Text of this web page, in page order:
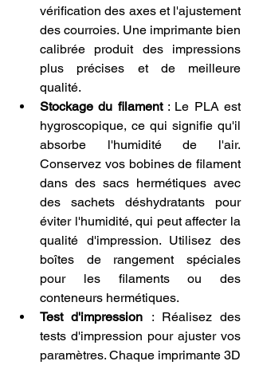
vérification des axes et l'ajustement
des courroies. Une imprimante bien
calibrée produit des impressions
plus précises et de meilleure
qualité.
Stockage du filament : Le PLA est
hygroscopique, ce qui signifie qu'il
absorbe l'humidité de l'air.
Conservez vos bobines de filament
dans des sacs hermétiques avec
des sachets déshydratants pour
éviter l'humidité, qui peut affecter la
qualité d'impression. Utilisez des
boîtes de rangement spéciales
pour les filaments ou des
conteneurs hermétiques.
Test d'impression : Réalisez des
tests d'impression pour ajuster vos
paramètres. Chaque imprimante 3D